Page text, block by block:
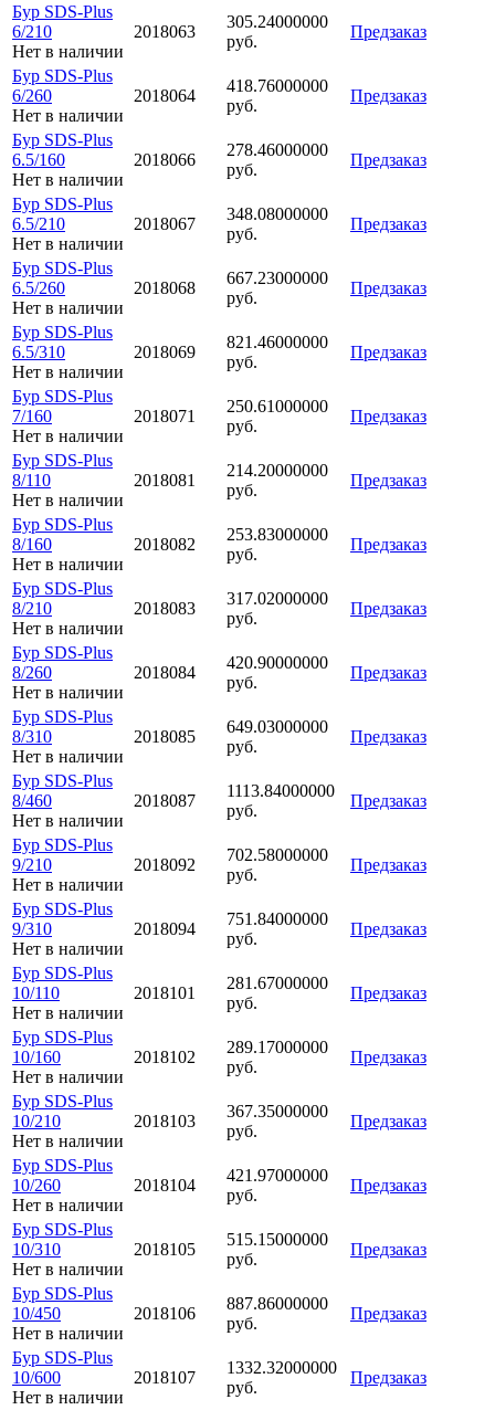
Бур SDS-Plus
6/210
Нет в наличии
2018063
305.24000000
руб.
Предзаказ
Бур SDS-Plus
6/260
Нет в наличии
2018064
418.76000000
руб.
Предзаказ
Бур SDS-Plus
6.5/160
Нет в наличии
2018066
278.46000000
руб.
Предзаказ
Бур SDS-Plus
6.5/210
Нет в наличии
2018067
348.08000000
руб.
Предзаказ
Бур SDS-Plus
6.5/260
Нет в наличии
2018068
667.23000000
руб.
Предзаказ
Бур SDS-Plus
6.5/310
Нет в наличии
2018069
821.46000000
руб.
Предзаказ
Бур SDS-Plus
7/160
Нет в наличии
2018071
250.61000000
руб.
Предзаказ
Бур SDS-Plus
8/110
Нет в наличии
2018081
214.20000000
руб.
Предзаказ
Бур SDS-Plus
8/160
Нет в наличии
2018082
253.83000000
руб.
Предзаказ
Бур SDS-Plus
8/210
Нет в наличии
2018083
317.02000000
руб.
Предзаказ
Бур SDS-Plus
8/260
Нет в наличии
2018084
420.90000000
руб.
Предзаказ
Бур SDS-Plus
8/310
Нет в наличии
2018085
649.03000000
руб.
Предзаказ
Бур SDS-Plus
8/460
Нет в наличии
2018087
1113.84000000
руб.
Предзаказ
Бур SDS-Plus
9/210
Нет в наличии
2018092
702.58000000
руб.
Предзаказ
Бур SDS-Plus
9/310
Нет в наличии
2018094
751.84000000
руб.
Предзаказ
Бур SDS-Plus
10/110
Нет в наличии
2018101
281.67000000
руб.
Предзаказ
Бур SDS-Plus
10/160
Нет в наличии
2018102
289.17000000
руб.
Предзаказ
Бур SDS-Plus
10/210
Нет в наличии
2018103
367.35000000
руб.
Предзаказ
Бур SDS-Plus
10/260
Нет в наличии
2018104
421.97000000
руб.
Предзаказ
Бур SDS-Plus
10/310
Нет в наличии
2018105
515.15000000
руб.
Предзаказ
Бур SDS-Plus
10/450
Нет в наличии
2018106
887.86000000
руб.
Предзаказ
Бур SDS-Plus
10/600
Нет в наличии
2018107
1332.32000000
руб.
Предзаказ